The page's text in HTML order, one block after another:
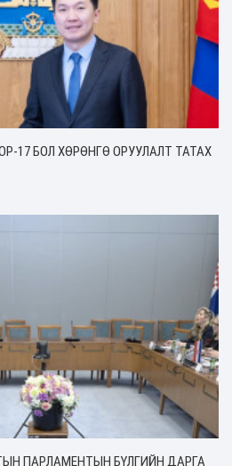
17 БОЛ ХӨРӨНГӨ ОРУУЛАЛТ ТАТАХ
ПАРЛАМЕНТЫН БҮЛГИЙН ДАРГА